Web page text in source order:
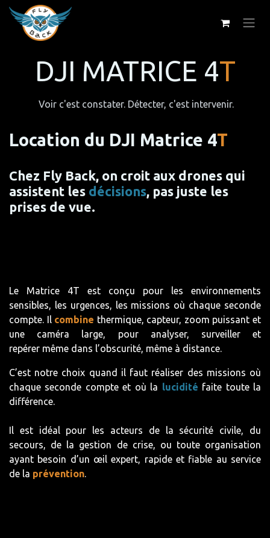
Se rendre au contenu
DJI MATRICE 4T
Voir c'est constater. Détecter, c'est intervenir.
Location du DJI Matrice 4T​
Chez Fly Back, on croit aux drones qui
assistent les décisions, pas juste les
prises de vue.
Le Matrice 4T est conçu pour les environnements
sensibles, les urgences, les missions où chaque seconde
compte. Il combine thermique, capteur, zoom puissant et
une caméra large, pour analyser, surveiller et
repérer même dans l’obscurité, même à distance.
C’est notre choix quand il faut réaliser des missions où
chaque seconde compte et où la lucidité faite toute la
différence.
Il est idéal pour les acteurs de la sécurité civile, du
secours, de la gestion de crise, ou toute organisation
ayant besoin d’un œil expert, rapide et fiable au service
de la prévention.